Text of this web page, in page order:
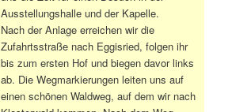
Ausstellungshalle und der Kapelle.
Nach der Anlage erreichen wir die
Zufahrtsstraße nach Eggisried, folgen ihr
bis zum ersten Hof und biegen davor links
ab. Die Wegmarkierungen leiten uns auf
einen schönen Waldweg, auf dem wir nach